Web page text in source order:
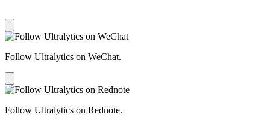
Follow Ultralytics on WeChat.
Follow Ultralytics on Rednote.